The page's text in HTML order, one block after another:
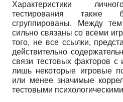
Характеристики
тестирования
сгруппированы. Между
сильно связаны со всеми
того, не все ссылки,
действительно
связи тестовых факторов с
лишь некоторые игровые
или менее значимые
тестовыми